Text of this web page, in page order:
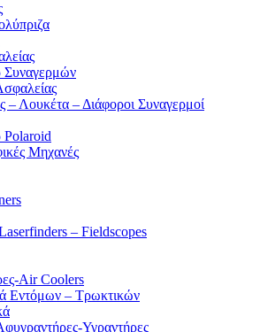
Συναγερμών
– Λουκέτα – Διάφοροι Συναγερμοί
Μηχανές
– Fieldscopes
Air Coolers
Εντόμων – Τρωκτικών
Υγραντήρες